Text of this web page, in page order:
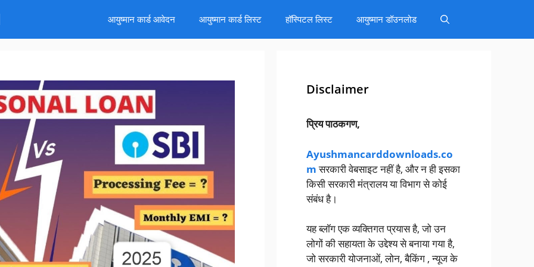
आयुष्मान कार्ड आवेदन आयुष्मान कार्ड लिस्ट हॉस्पिटल लिस्ट आयुष्मान डॉउनलोड
Disclaimer
प्रिय पाठकगण,
Ayushmancarddownloads.co
mसरकारी वेबसाइट नहीं है, और न ही इसका
किसी सरकारी मंत्रालय या विभाग से कोई
संबंध है।
यह ब्लॉग एक व्यक्तिगत प्रयास है, जो उन
लोगों की सहायता के उद्देश्य से बनाया गया है,
जो सरकारी योजनाओं, लोन, बैकिंग , न्यूज के